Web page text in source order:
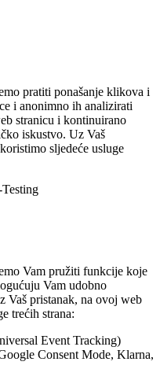
pratiti ponašanje klikova i
i anonimno ih analizirati
stranicu i kontinuirano
iskustvo. Uz Vaš
sljedeće usluge
Vam pružiti funkcije koje
Vam udobno
Vaš pristanak, na ovoj web
trećih strana:
Event Tracking)
Consent Mode, Klarna,